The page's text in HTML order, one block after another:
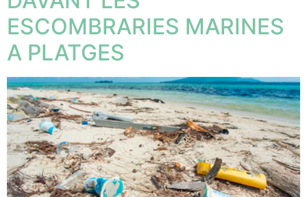
ESCOMBRARIES MARINES
A PLATGES